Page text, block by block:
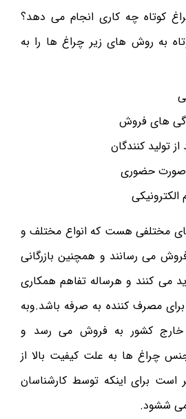
کوتاه چه کاری انجام می دهد؟
به روش های زیر چراغ ها را به
های فروش
تولید کنندگان
صورت حضوری
مختلفی هست که انواع مختلف و
می رسانند و همچنین بازرگانی
می کنند و هرساله تفاهم همکاری
مصرف کننده به صرفه باشد.وبه
کشور به فروش می رسد و
چراغ ها به علت کیفیت بالا از
است برای اینکه توسط کارشناسان
می ششود.